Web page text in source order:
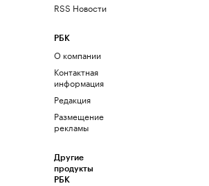
RSS Новости
РБК
О компании
Контактная
информация
Редакция
Размещение
рекламы
Другие
продукты
РБК